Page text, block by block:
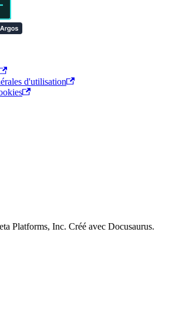
d'utilisation
Platforms, Inc. Créé avec Docusaurus.